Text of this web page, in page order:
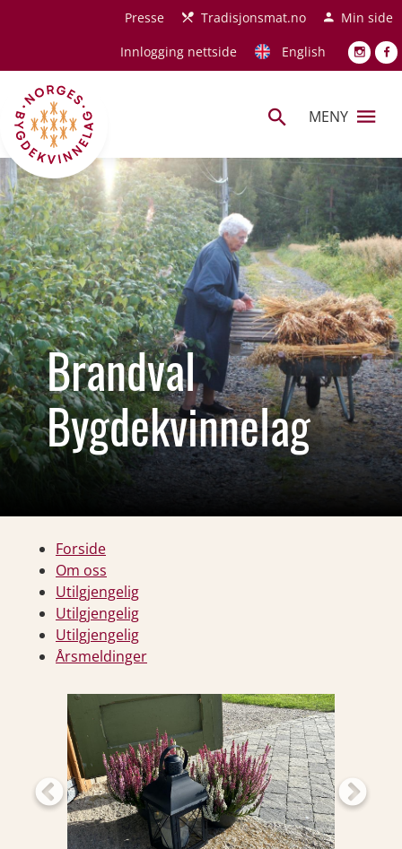
Hopp til hovedinnholdPresse Tradisjonsmat.no
Min side
Innlogging nettside
English
MENY
Brandval
Bygdekvinnelag
Forside
Om oss
Utilgjengelig
Utilgjengelig
Utilgjengelig
Årsmeldinger